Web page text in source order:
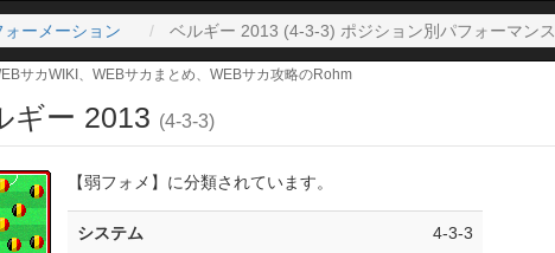
ォーメーション ベルギー 2013 (4-3-3) ポジション別パフォーマンス
サカWIKI、WEBサカまとめ、WEBサカ攻略のRohm
ギー 2013 (4-3-3)
【弱フォメ】に分類されています。
システム 4-3-3